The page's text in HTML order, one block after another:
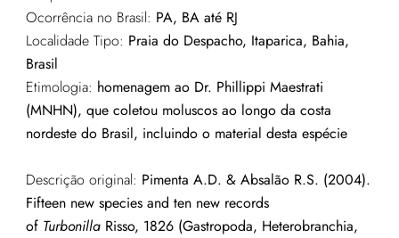
Ocorrência no Brasil: PA, BA até RJ
Localidade Tipo: Praia do Despacho, Itaparica, Bahia,
Brasil
Etimologia: homenagem ao Dr. Phillippi Maestrati
(MNHN), que coletou moluscos ao longo da costa
nordeste do Brasil, incluindo o material desta espécie
Descrição original: Pimenta A.D. & Absalão R.S. (2004).
Fifteen new species and ten new records
of TurbonillaRisso, 1826 (Gastropoda, Heterobranchia,